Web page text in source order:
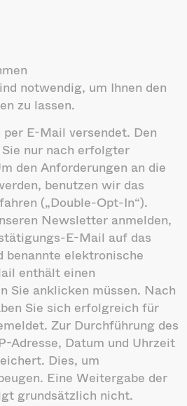
notwendig, um Ihnen den
zu lassen.
E-Mail versendet. Den
nur nach erfolgter
den Anforderungen an die
benutzen wir das
(„Double-Opt-In“).
Newsletter anmelden,
E-Mail auf das
benannte elektronische
enthält einen
Sie anklicken müssen. Nach
Sie sich erfolgreich für
Zur Durchführung des
Adresse, Datum und Uhrzeit
Dies, um
Eine Weitergabe der
grundsätzlich nicht.